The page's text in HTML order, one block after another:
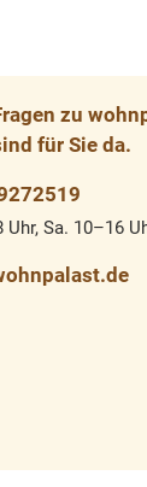
zu
für Sie da.
Uhr, Sa. 10–16